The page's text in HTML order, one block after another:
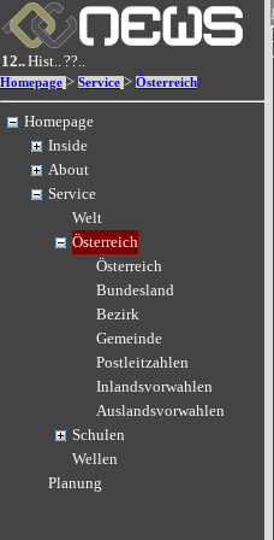
12..Hist..??..
Homepage > Service > Österreich
Homepage
Inside
About
Service
Welt
Österreich
Österreich
Bundesland
Bezirk
Gemeinde
Postleitzahlen
Inlandsvorwahlen
Auslandsvorwahlen
Schulen
Wellen
Planung